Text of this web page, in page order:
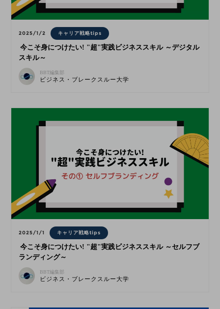
2025/1/2 キャリア戦略tips
今こそ身につけたい! "超"実践ビジネススキル ～デジタル
スキル～
BBT編集部
ビジネス・ブレークスルー大学
2025/1/1 キャリア戦略tips
今こそ身につけたい! "超"実践ビジネススキル ～セルフブ
ランディング～
BBT編集部
ビジネス・ブレークスルー大学